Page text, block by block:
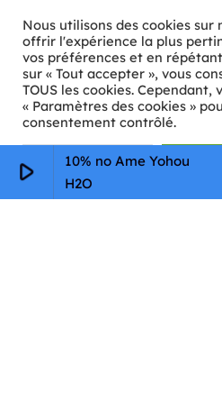
play_arrow
10% no Ame Yohou
H2O
ℹ️ INFOS PRATIQUES
✉️Contact
🦊Qui sommes-nous ?
📄
Mentions légales
Nous utilisons des cookies
offrir l'expérience la plus
vos préférences et en
sur « Tout accepter », vous
TOUS les cookies. Cependant,
« Paramètres des cookies »
consentement contrôlé.
Paramètres Cookie Tout